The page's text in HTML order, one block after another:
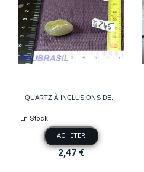
QUARTZ À INCLUSIONS DE...
En Stock
ACHETER
2,47 €